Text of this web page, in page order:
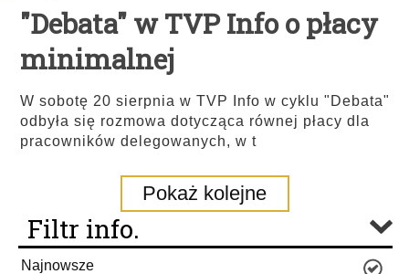
"Debata" w TVP Info o płacy
minimalnej
W sobotę 20 sierpnia w TVP Info w cyklu "Debata"
odbyła się rozmowa dotycząca równej płacy dla
pracowników delegowanych, w t
Pokaż kolejne
Filtr info.
Najnowsze